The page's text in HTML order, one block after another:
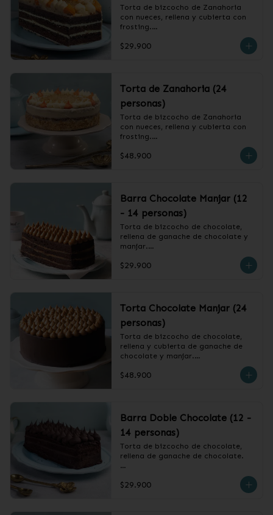
Torta de bizcocho de Zanahoria
con nueces, rellena y cubierta con
frosting.
❄️ Producto Congelado
$29.900
Torta de Zanahoria (24
personas)
Torta de bizcocho de Zanahoria
con nueces, rellena y cubierta con
frosting.
❄️ Producto Congelado
$48.900
Barra Chocolate Manjar (12
- 14 personas)
Torta de bizcocho de chocolate,
rellena de ganache de chocolate y
manjar.
❄️ Producto Congelado
$29.900
Torta Chocolate Manjar (24
personas)
Torta de bizcocho de chocolate,
rellena y cubierta de ganache de
chocolate y manjar.
❄️ Producto Congelado
$48.900
Barra Doble Chocolate (12 -
14 personas)
Torta de bizcocho de chocolate,
rellena de ganache de chocolate.
$29.900